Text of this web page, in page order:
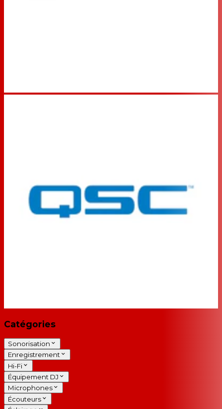
Catégories
Sonorisation
Enregistrement
Hi-Fi
Équipement DJ
Microphones
Écouteurs